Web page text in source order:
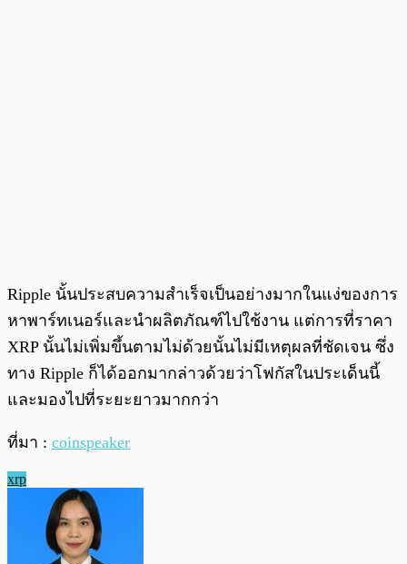
Ripple นั้นประสบความสำเร็จเป็นอย่างมากในแง่ของการ
หาพาร์ทเนอร์และนำผลิตภัณฑ์ไปใช้งาน แต่การที่ราคา
XRP นั้นไม่เพิ่มขึ้นตามไม่ด้วยนั้นไม่มีเหตุผลที่ชัดเจน ซึ่ง
ทาง Ripple ก็ได้ออกมากล่าวด้วยว่าโฟกัสในประเด็นนี้
และมองไปที่ระยะยาวมากกว่า
ที่มา : coinspeaker
xrp